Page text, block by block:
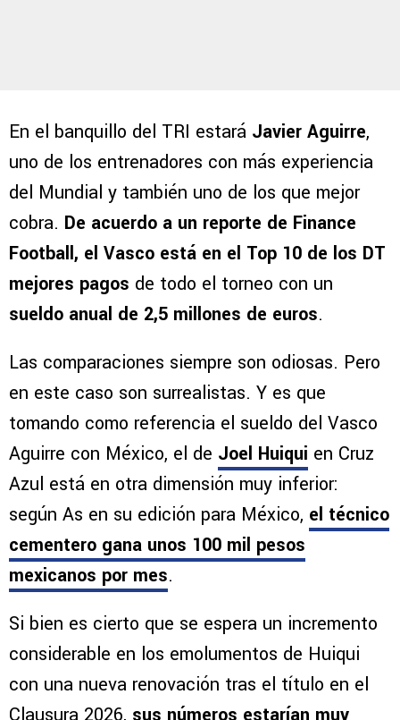
En el banquillo del TRI estará Javier Aguirre,
uno de los entrenadores con más experiencia
del Mundial y también uno de los que mejor
cobra. De acuerdo a un reporte de Finance
Football, el Vasco está en el Top 10 de los DT
mejores pagos de todo el torneo con un
sueldo anual de 2,5 millones de euros.
Las comparaciones siempre son odiosas. Pero
en este caso son surrealistas. Y es que
tomando como referencia el sueldo del Vasco
Aguirre con México, el de Joel Huiqui en Cruz
Azul está en otra dimensión muy inferior:
según As en su edición para México, el técnico
cementero gana unos 100 mil pesos
mexicanos por mes.
Si bien es cierto que se espera un incremento
considerable en los emolumentos de Huiqui
con una nueva renovación tras el título en el